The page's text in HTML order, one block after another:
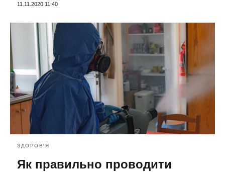
11.11.2020 11:40
ЗДОРОВ'Я
Як правильно проводити